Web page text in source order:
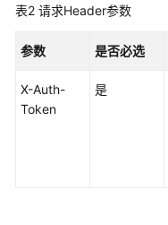
表2 请求Header参数
参数 是否必选
X-Auth-
Token
是